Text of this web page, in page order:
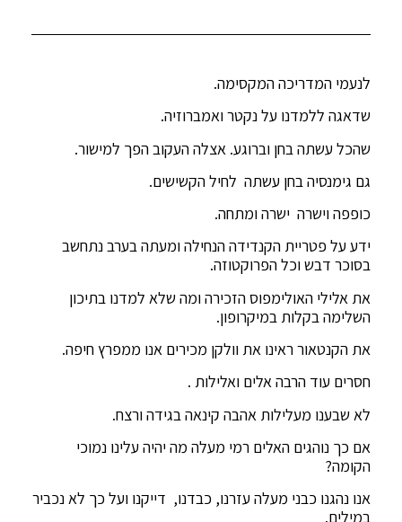
לנעמי המדריכה המקסימה.
שדאגה ללמדנו על נקטר ואמברוזיה.
שהכל עשתה בחן וברוגע. אצלה העקוב הפך למישור.
גם גימנסיה בחן עשתה לחיל הקשישים.
כופפה וישרה ישרה ומתחה.
ידע על פטריית הקנדידה הנחילה ומעתה בערב נתחשב
בסוכר דבש וכל הפרוקטוזה.
את אלילי האולימפוס הזכירה ומה שלא למדנו בתיכון
השלימה בקלות במיקרופון.
את הקנטאור ראינו את וולקן מכירים אנו ממפרץ חיפה.
חסרים עוד הרבה אלים ואלילות .
לא שבענו מעלילות אהבה קינאה בגידה ורצח.
אם כך נוהגים האלים רמי מעלה מה יהיה עלינו נמוכי
הקומה?
אנו נהגנו כבני מעלה עזרנו, כבדנו, דייקנו ועל כך לא נכביר
במילים.